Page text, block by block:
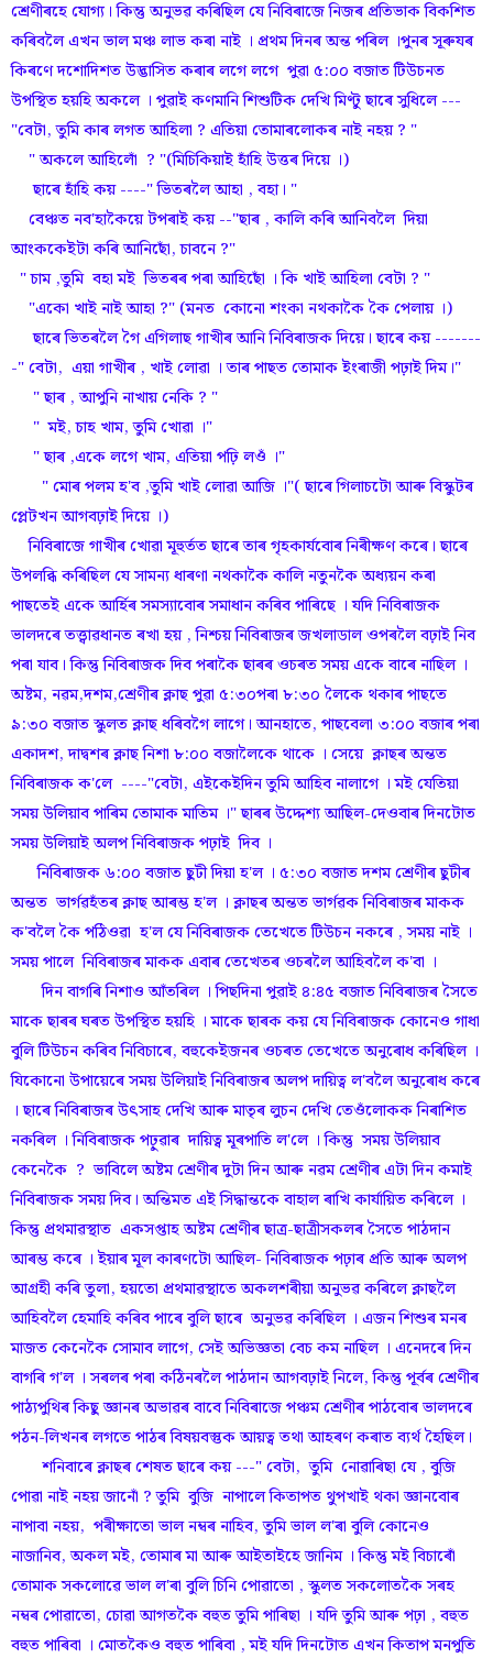
শ্ৰেণীৰহে যোগ্য। কিন্তু অনুভৱ কৰিছিল যে নিবিৰাজে নিজৰ প্ৰতিভাক বিকশিত
কৰিবলৈ এখন ভাল মঞ্চ লাভ কৰা নাই । প্ৰথম দিনৰ অন্ত পৰিল ।পুনৰ সূৰুযৰ
কিৰণে দশোদিশত উদ্ভাসিত কৰাৰ লগে লগে পুৱা ৫:০০ বজাত টিউচনত
উপস্থিত হয়হি অকলে । পুৱাই কণমানি শিশুটিক দেখি মিণ্টু ছাৰে সুধিলে ---
"বেটা, তুমি কাৰ লগত আহিলা ? এতিয়া তোমাৰলোকৰ নাই নহয় ? "
" অকলে আহিলোঁ ? "(মিচিকিয়াই হাঁহি উত্তৰ দিয়ে ।)
ছাৰে হাঁহি কয় ----" ভিতৰলৈ আহা , বহা। "
বেঞ্চত নব'হাকৈয়ে টপৰাই কয় --"ছাৰ , কালি কৰি আনিবলৈ দিয়া
আংককেইটা কৰি আনিছোঁ, চাবনে ?"
" চাম ,তুমি বহা মই ভিতৰৰ পৰা আহিছোঁ । কি খাই আহিলা বেটা ? "
"একো খাই নাই আহা ?" (মনত কোনো শংকা নথকাকৈ কৈ পেলায় ।)
ছাৰে ভিতৰলৈ গৈ এগিলাছ গাখীৰ আনি নিবিৰাজক দিয়ে। ছাৰে কয় -------
-" বেটা, এয়া গাখীৰ , খাই লোৱা । তাৰ পাছত তোমাক ইংৰাজী পঢ়াই দিম।"
" ছাৰ , আপুনি নাখায় নেকি ? "
" মই, চাহ খাম, তুমি খোৱা ।"
" ছাৰ ,একে লগে খাম, এতিয়া পঢ়ি লওঁ ।"
" মোৰ পলম হ'ব ,তুমি খাই লোৱা আজি ।"( ছাৰে গিলাচটো আৰু বিস্কুটৰ
প্লেটখন আগবঢ়াই দিয়ে ।)
নিবিৰাজে গাখীৰ খোৱা মূহুৰ্তত ছাৰে তাৰ গৃহকাৰ্যবোৰ নিৰীক্ষণ কৰে। ছাৰে
উপলব্ধি কৰিছিল যে সামন্য ধাৰণা নথকাকৈ কালি নতুনকৈ অধ্যয়ন কৰা
পাছতেই একে আৰ্হিৰ সমস্যাবোৰ সমাধান কৰিব পাৰিছে । যদি নিবিৰাজক
ভালদৰে তত্ত্বাৱধানত ৰখা হয় , নিশ্চয় নিবিৰাজৰ জখলাডাল ওপৰলৈ বঢ়াই নিব
পৰা যাব। কিন্তু নিবিৰাজক দিব পৰাকৈ ছাৰৰ ওচৰত সময় একে বাৰে নাছিল ।
অষ্টম, নৱম,দশম,শ্ৰেণীৰ ক্লাছ পুৱা ৫:৩০পৰা ৮:৩০ লৈকে থকাৰ পাছতে
৯:৩০ বজাত স্কুলত ক্লাছ ধৰিবগৈ লাগে। আনহাতে, পাছবেলা ৩:০০ বজাৰ পৰা
একাদশ, দাদ্বশৰ ক্লাছ নিশা ৮:০০ বজালৈকে থাকে । সেয়ে ক্লাছৰ অন্তত
নিবিৰাজক ক'লে ----"বেটা, এইকেইদিন তুমি আহিব নালাগে । মই যেতিয়া
সময় উলিয়াব পাৰিম তোমাক মাতিম ।" ছাৰৰ উদ্দেশ্য আছিল-দেওবাৰ দিনটোত
সময় উলিয়াই অলপ নিবিৰাজক পঢ়াই দিব ।
নিবিৰাজক ৬:০০ বজাত ছুটী দিয়া হ'ল । ৫:৩০ বজাত দশম শ্ৰেণীৰ ছুটীৰ
অন্তত ভাৰ্গৱহঁতৰ ক্লাছ আৰম্ভ হ'ল । ক্লাছৰ অন্তত ভাৰ্গৱক নিবিৰাজৰ মাকক
ক'বলৈ কৈ পঠিওৱা হ'ল যে নিবিৰাজক তেখেতে টিউচন নকৰে , সময় নাই ।
সময় পালে নিবিৰাজৰ মাকক এবাৰ তেখেতৰ ওচৰলৈ আহিবলৈ ক'বা ।
দিন বাগৰি নিশাও আঁতৰিল । পিছদিনা পুৱাই ৪:৪৫ বজাত নিবিৰাজৰ সৈতে
মাকে ছাৰৰ ঘৰত উপস্থিত হয়হি । মাকে ছাৰক কয় যে নিবিৰাজক কোনেও গাধা
বুলি টিউচন কৰিব নিবিচাৰে, বহুকেইজনৰ ওচৰত তেখেতে অনুৰোধ কৰিছিল ।
যিকোনো উপায়েৰে সময় উলিয়াই নিবিৰাজৰ অলপ দায়িত্ব ল'বলৈ অনুৰোধ কৰে
। ছাৰে নিবিৰাজৰ উৎসাহ দেখি আৰু মাতৃৰ লুচন দেখি তেওঁলোকক নিৰাশিত
নকৰিল । নিবিৰাজক পঢ়ুৱাৰ দায়িত্ব মূৰপাতি ল'লে । কিন্তু সময় উলিয়াব
কেনেকৈ ? ভাবিলে অষ্টম শ্ৰেণীৰ দুটা দিন আৰু নৱম শ্ৰেণীৰ এটা দিন কমাই
নিবিৰাজক সময় দিব। অন্তিমত এই সিদ্ধান্তকে বাহাল ৰাখি কাৰ্যায়িত কৰিলে ।
কিন্তু প্ৰথমাৱস্থাত একসপ্তাহ অষ্টম শ্ৰেণীৰ ছাত্ৰ-ছাত্ৰীসকলৰ সৈতে পাঠদান
আৰম্ভ কৰে । ইয়াৰ মূল কাৰণটো আছিল- নিবিৰাজক পঢ়াৰ প্ৰতি আৰু অলপ
আগ্ৰহী কৰি তুলা, হয়তো প্ৰথমাৱস্থাতে অকলশৰীয়া অনুভৱ কৰিলে ক্লাছলৈ
আহিবলৈ হেমাহি কৰিব পাৰে বুলি ছাৰে অনুভৱ কৰিছিল । এজন শিশুৰ মনৰ
মাজত কেনেকৈ সোমাব লাগে, সেই অভিজ্ঞতা বেচ কম নাছিল । এনেদৰে দিন
বাগৰি গ'ল । সৰলৰ পৰা কঠিনৰলৈ পাঠদান আগবঢ়াই নিলে, কিন্তু পূৰ্বৰ শ্ৰেণীৰ
পাঠ্যপুথিৰ কিছু জ্ঞানৰ অভাৱৰ বাবে নিবিৰাজে পঞ্চম শ্ৰেণীৰ পাঠবোৰ ভালদৰে
পঠন-লিখনৰ লগতে পাঠৰ বিষয়বস্তুক আয়ত্ব তথা আহৰণ কৰাত ব্যৰ্থ হৈছিল।
শনিবাৰে ক্লাছৰ শেষত ছাৰে কয় ---" বেটা, তুমি নোৱাৰিছা যে , বুজি
পোৱা নাই নহয় জানোঁ ? তুমি বুজি নাপালে কিতাপত থুপখাই থকা জ্ঞানবোৰ
নাপাবা নহয়, পৰীক্ষাতো ভাল নম্বৰ নাহিব, তুমি ভাল ল'ৰা বুলি কোনেও
নাজানিব, অকল মই, তোমাৰ মা আৰু আইতাইহে জানিম । কিন্তু মই বিচাৰোঁ
তোমাক সকলোৱে ভাল ল'ৰা বুলি চিনি পোৱাতো , স্কুলত সকলোতকৈ সৰহ
নম্বৰ পোৱাতো, চোৱা আগতকৈ বহুত তুমি পাৰিছা । যদি তুমি আৰু পঢ়া , বহুত
বহুত পাৰিবা । মোতকৈও বহুত পাৰিবা , মই যদি দিনটোত এখন কিতাপ মনপুতি